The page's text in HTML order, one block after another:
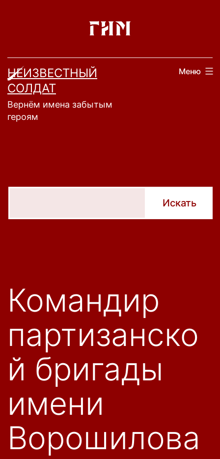
НЕИЗВЕСТНЫЙ
СОЛДАТ
Вернём имена забытым
героям
Меню
Командир
партизанско
й бригады
имени
Ворошилова